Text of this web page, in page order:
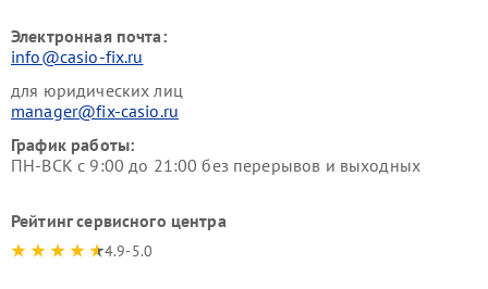
Электронная почта:
info@casio-fix.ru
для юридических лиц
manager@fix-casio.ru
График работы:
ПН-ВСК с 9:00 до 21:00 без перерывов и выходных
Рейтинг сервисного центра
4.9-5.0